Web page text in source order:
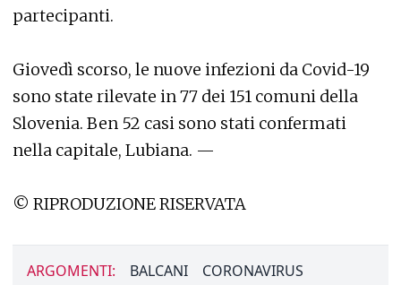
partecipanti.
Giovedì scorso, le nuove infezioni da Covid-19
sono state rilevate in 77 dei 151 comuni della
Slovenia. Ben 52 casi sono stati confermati
nella capitale, Lubiana. —
© RIPRODUZIONE RISERVATA
ARGOMENTI: BALCANI
CORONAVIRUS